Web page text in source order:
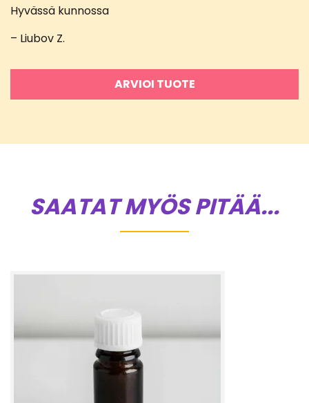
Arvostelu
5 / 5
Hyvässä kunnossa
– Liubov Z.
ARVIOI TUOTE
SAATAT MYÖS PITÄÄ...